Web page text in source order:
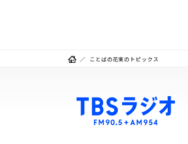
ことばの花束のトピックス